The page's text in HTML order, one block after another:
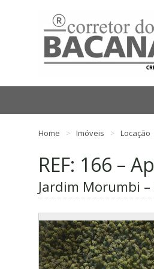
Home Imóveis Locação
REF: 166 –
Jardim Morumbi –